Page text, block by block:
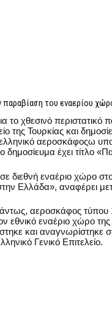
παραβίαση του εναερίου
το χθεσινό
της Τουρκίας και
αεροσκάφοςω
δημοσίευμα έχει τίτλο
διεθνή εναέριο χώρο
Ελλάδα», αναφέρει
αεροσκάφος τύπου
εθνικό εναέριο χώρο
και αναγνωρίστηκε
Γενικό Επιτελείο.